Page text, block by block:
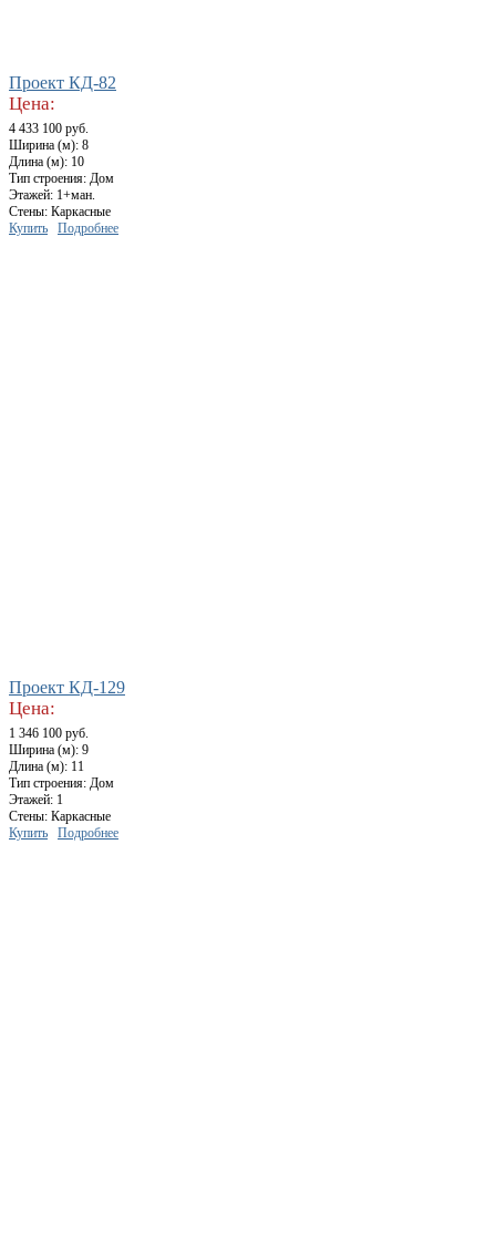
Проект КД-82
Цена:
4 433 100 руб.
Ширина (м): 8
Длина (м): 10
Тип строения: Дом
Этажей: 1+ман.
Стены: Каркасные
Купить
Подробнее
Проект КД-129
Цена:
1 346 100 руб.
Ширина (м): 9
Длина (м): 11
Тип строения: Дом
Этажей: 1
Стены: Каркасные
Купить
Подробнее